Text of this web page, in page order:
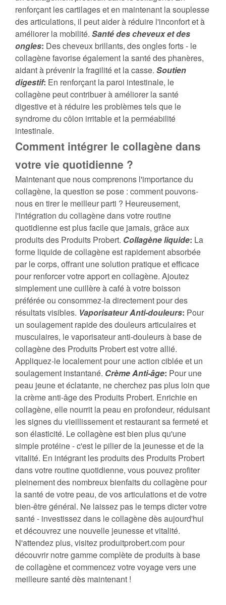
renforçant les cartilages et en maintenant la souplesse
des articulations, il peut aider à réduire l'inconfort et à
améliorer la mobilité. Santé des cheveux et des
ongles: Des cheveux brillants, des ongles forts - le
collagène favorise également la santé des phanères,
aidant à prévenir la fragilité et la casse. Soutien
digestif: En renforçant la paroi intestinale, le
collagène peut contribuer à améliorer la santé
digestive et à réduire les problèmes tels que le
syndrome du côlon irritable et la perméabilité
intestinale.
Comment intégrer le collagène dans
votre vie quotidienne ?
Maintenant que nous comprenons l'importance du
collagène, la question se pose : comment pouvons-
nous en tirer le meilleur parti ? Heureusement,
l'intégration du collagène dans votre routine
quotidienne est plus facile que jamais, grâce aux
produits des Produits Probert. Collagène liquide: La
forme liquide de collagène est rapidement absorbée
par le corps, offrant une solution pratique et efficace
pour renforcer votre apport en collagène. Ajoutez
simplement une cuillère à café à votre boisson
préférée ou consommez-la directement pour des
résultats visibles. Vaporisateur Anti-douleurs: Pour
un soulagement rapide des douleurs articulaires et
musculaires, le vaporisateur anti-douleurs à base de
collagène des Produits Probert est votre allié.
Appliquez-le localement pour une action ciblée et un
soulagement instantané. Crème Anti-âge: Pour une
peau jeune et éclatante, ne cherchez pas plus loin que
la crème anti-âge des Produits Probert. Enrichie en
collagène, elle nourrit la peau en profondeur, réduisant
les signes du vieillissement et restaurant sa fermeté et
son élasticité. Le collagène est bien plus qu'une
simple protéine - c'est le pilier de la jeunesse et de la
vitalité. En intégrant les produits des Produits Probert
dans votre routine quotidienne, vous pouvez profiter
pleinement des nombreux bienfaits du collagène pour
la santé de votre peau, de vos articulations et de votre
bien-être général. Ne laissez pas le temps dicter votre
santé - investissez dans le collagène dès aujourd'hui
et découvrez une nouvelle jeunesse et vitalité.
N'attendez plus, visitez produitprobert.com pour
découvrir notre gamme complète de produits à base
de collagène et commencez votre voyage vers une
meilleure santé dès maintenant !